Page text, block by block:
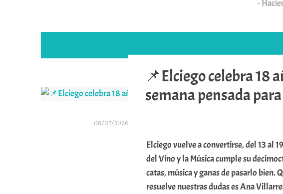
📌Elciego celebra 18
semana pensada
08/07/2026
Elciego vuelve a convertirse, del 13 al
del Vino y la Música cumple su
catas, música y ganas de pasarlo bien.
resuelve nuestras dudas es Ana